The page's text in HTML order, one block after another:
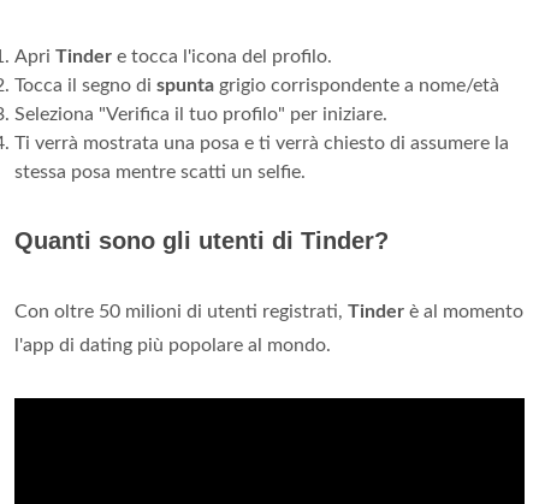
Apri Tinder e tocca l'icona del profilo.
Tocca il segno di spunta grigio corrispondente a nome/età
Seleziona "Verifica il tuo profilo" per iniziare.
Ti verrà mostrata una posa e ti verrà chiesto di assumere la
stessa posa mentre scatti un selfie.
Quanti sono gli utenti di Tinder?
Con oltre 50 milioni di utenti registrati, Tinder è al momento
l'app di dating più popolare al mondo.